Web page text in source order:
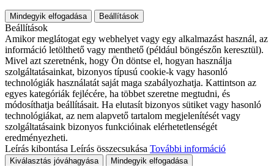
Mindegyik elfogadása Beállítások
Beállítások
Amikor meglátogat egy webhelyet vagy egy alkalmazást használ, az
információ letölthető vagy menthető (például böngészőn keresztül).
Mivel azt szeretnénk, hogy Ön döntse el, hogyan használja
szolgáltatásainkat, bizonyos típusú cookie-k vagy hasonló
technológiák használatát saját maga szabályozhatja. Kattintson az
egyes kategóriák fejlécére, ha többet szeretne megtudni, és
módosíthatja beállításait. Ha elutasít bizonyos sütiket vagy hasonló
technológiákat, az nem alapvető tartalom megjelenítését vagy
szolgáltatásaink bizonyos funkcióinak elérhetetlenségét
eredményezheti.
Leírás kibontása Leírás összecsukása További információ
Kiválasztás jóváhagyása
Mindegyik elfogadása